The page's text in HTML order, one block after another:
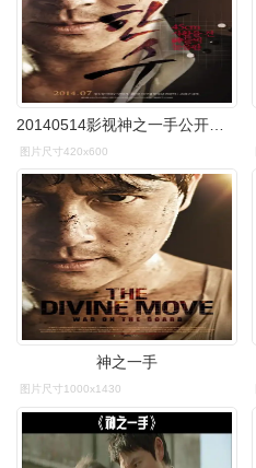
图片尺寸420x600
神之一手
图片尺寸1000x1430